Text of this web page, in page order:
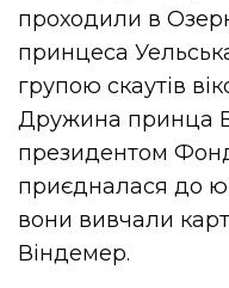
проходили в
принцеса
групою скаутів
Дружина принца
президентом
приєдналася до
вони вивчали
Віндемер.